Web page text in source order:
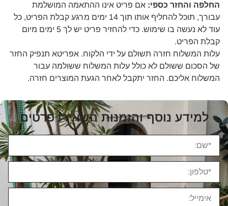
החלפה והחזר כספי: אם פריט אינו ההתאמה המושלמת
עבורך, תוכל להחליף אותו תוך 14 ימים מרגע קבלת הפריט, כל
עוד לא נעשה בו שימוש. כדי להחזיר פריט יש לך 5 ימים מיום
קבלת הפריט.
עלות המשלוח חזרה תשולם על ידי הלקוח. אפריטא תנפיק החזר
של הסכום ששולם לא כולל עלות המשלוח ששולמה עבור
המשלוח אליכם. החזר יתקבל לאחר הגעת המוצרים חזרה.
למידע נוסף והזמנות השאירו פרטים